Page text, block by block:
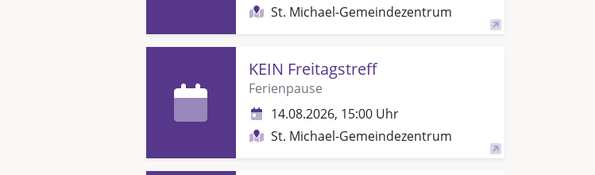
St. Michael-Gemeindezentrum
KEIN Freitagstreff
Ferienpause
14.08.2026, 15:00 Uhr
St. Michael-Gemeindezentrum